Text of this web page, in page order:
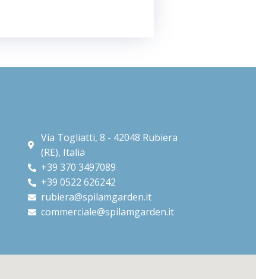
Via Togliatti, 8 - 42048 Rubiera
(RE), Italia​
+39 370 3497089
+39 0522 626242
rubiera@spilamgarden.it
commerciale@spilamgarden.it